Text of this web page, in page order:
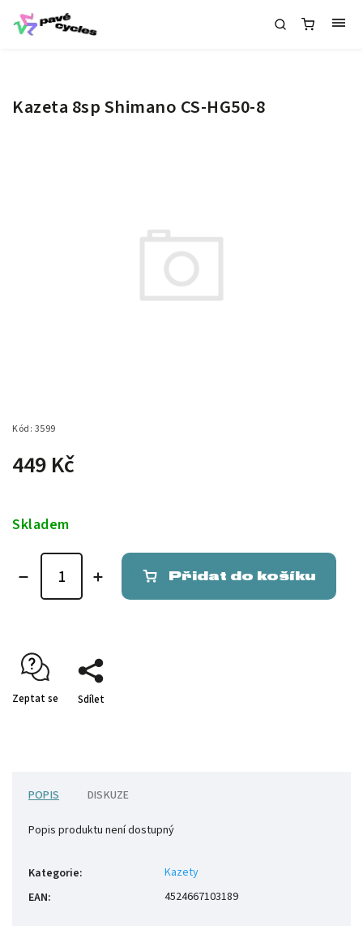
Kazeta 8sp Shimano CS-HG50-8
Kód: 3599
449 Kč
Skladem
Přidat do košíku
Zeptat se Sdílet
POPIS DISKUZE
Popis produktu není dostupný
Kategorie:
Kazety
EAN: 4524667103189